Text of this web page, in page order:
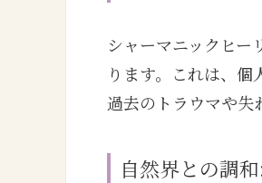
シャーマニックヒ
ります。これは、個
過去のトラウマや失
自然界との調